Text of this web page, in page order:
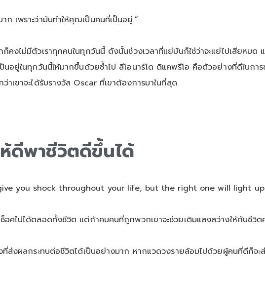
เพราะว่ามันทำให้คุณเป็นคนที่เป็นอยู่.”
คงไม่มีตัวเราทุกคนในทุกวันนี้ ดังนั้นช่วงเวลาที่แย่มันก็ใช่ว่าจะแย่ไปเสียหม
ป็นอยู่ในทุกวันนี้ให้มากขึ้นด้วยซ้ำไป ลีโอนาร์โด ดิแคพรีโอ คือตัวอย่างที่ดีในก
เขาจะได้รับรางวัล Oscar ที่เขาต้องการมาในที่สุด
ดีพาชีวิตดีขึ้นได้
you shock throughout your life, but the right one will light up
อคไปได้ตลอดทั้งชีวิต แต่ถ้าคบคนที่ถูกพวกเขาจะช่วยเติมแสงสว่างให้กับชีวิ
ที่ส่งผลกระทบต่อชีวิตได้เป็นอย่างมาก หากแวดวงรายล้อมไปด้วยผู้คนที่ดีก็จ